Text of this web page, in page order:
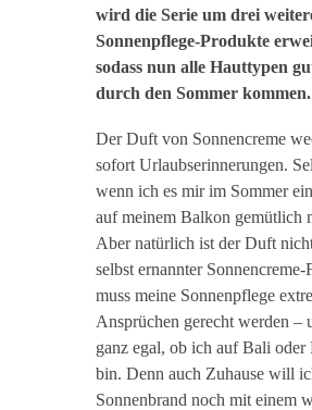
wird die Serie um drei
Sonnenpflege-Produkte
sodass nun alle Hauttypen
durch den Sommer
Der Duft von Sonnencreme
sofort Urlaubserinnerungen.
wenn ich es mir im Sommer
auf meinem Balkon gemütlich
Aber natürlich ist der Duft
selbst ernannter Sonnencreme-
muss meine Sonnenpflege
Ansprüchen gerecht werden –
ganz egal, ob ich auf Bali oder
bin. Denn auch Zuhause will
Sonnenbrand noch mit einem